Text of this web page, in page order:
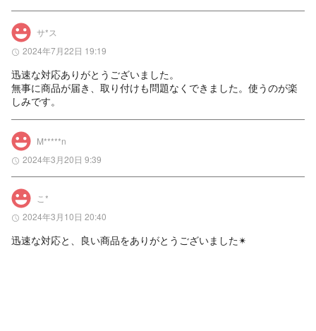
サ*ス
2024年7月22日 19:19
迅速な対応ありがとうございました。
無事に商品が届き、取り付けも問題なくできました。使うのが楽
しみです。
M*****n
2024年3月20日 9:39
こ*
2024年3月10日 20:40
迅速な対応と、良い商品をありがとうございました✴︎